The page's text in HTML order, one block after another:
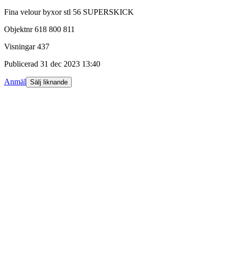
Fina velour byxor stl 56 SUPERSKICK
Objektnr 618 800 811
Visningar 437
Publicerad 31 dec 2023 13:40
Anmäl Sälj liknande